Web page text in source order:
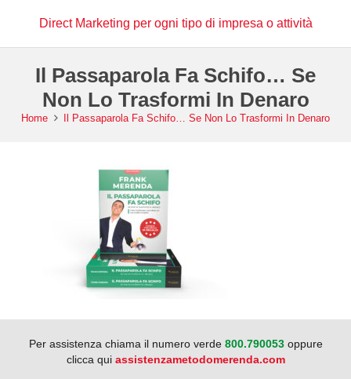
Direct Marketing per ogni tipo di impresa o attività
Il Passaparola Fa Schifo… Se
Non Lo Trasformi In Denaro
Home Il Passaparola Fa Schifo… Se Non Lo Trasformi In Denaro
Per assistenza chiama il numero verde 800.790053 oppure
clicca qui assistenzametodomerenda.com